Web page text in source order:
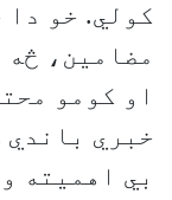
کولي. خو دا
مضامین،
او کومو
خبري باندي
بي اهمیته